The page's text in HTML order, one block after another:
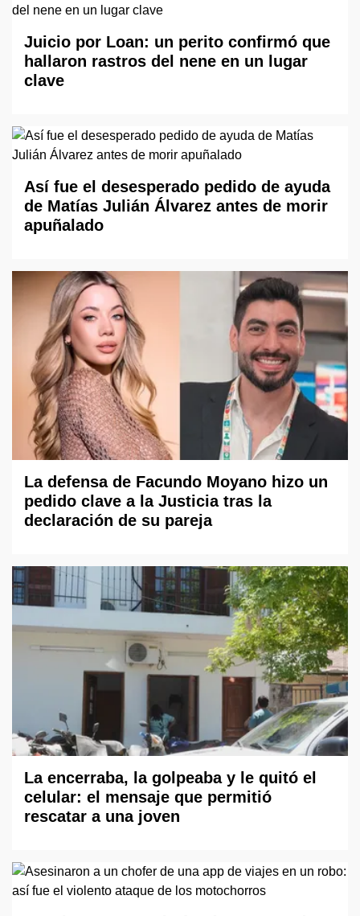
Juicio por Loan: un perito confirmó que
hallaron rastros del nene en un lugar
clave
Así fue el desesperado pedido de ayuda
de Matías Julián Álvarez antes de morir
apuñalado
La defensa de Facundo Moyano hizo un
pedido clave a la Justicia tras la
declaración de su pareja
La encerraba, la golpeaba y le quitó el
celular: el mensaje que permitió
rescatar a una joven